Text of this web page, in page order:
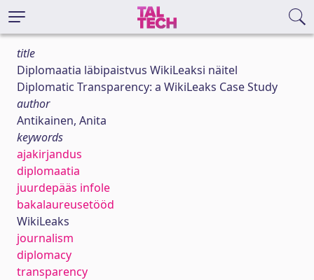
title
Diplomaatia läbipaistvus WikiLeaksi näitel
Diplomatic Transparency: a WikiLeaks Case Study
author
Antikainen, Anita
keywords
ajakirjandus
diplomaatia
juurdepääs infole
bakalaureusetööd
WikiLeaks
journalism
diplomacy
transparency